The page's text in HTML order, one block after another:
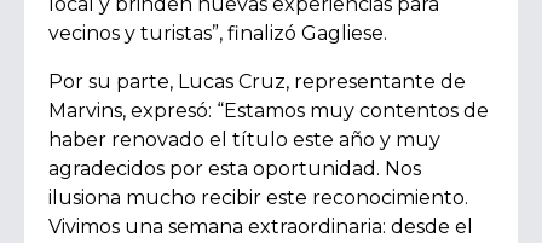
vecinos y turistas”, finalizó Gagliese.
Por su parte, Lucas Cruz, representante de
Marvins, expresó: “Estamos muy contentos de
haber renovado el título este año y muy
agradecidos por esta oportunidad. Nos
ilusiona mucho recibir este reconocimiento.
Vivimos una semana extraordinaria: desde el